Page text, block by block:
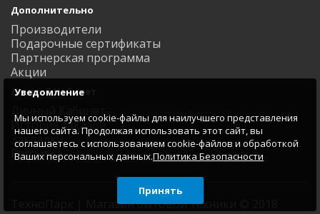
Дополнительно
Производители
Подарочные сертификаты
Партнерская программа
Акции
Личный Кабинет
Личный Кабинет
История заказов
Закладки
Рассылка
ТехноПарк | Магазин бытовой техники © 2018
Уведомление
Мы используем cookie-файлы для наилучшего представления
нашего сайта. Продолжая использовать этот сайт, вы
соглашаетесь с использованием cookie-файлов и обработкой
Ваших персональных данных.Политика Безопасности
Принять